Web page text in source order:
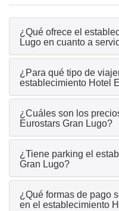
¿Qué ofrece el
Lugo en cuanto a
¿Para qué tipo de
establecimiento Hotel
¿Cuáles son los
Eurostars Gran Lugo?
¿Tiene parking el
Gran Lugo?
¿Qué formas de pago
en el establecimiento